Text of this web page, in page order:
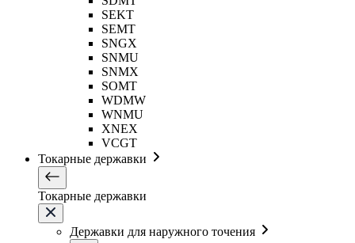
SEKT
SEMT
SNGX
SNMU
SNMX
SOMT
WDMW
WNMU
XNEX
VCGT
Токарные державки
Токарные державки
Державки для наружного точения